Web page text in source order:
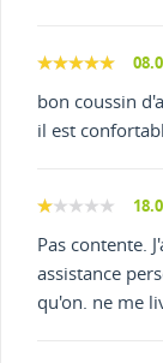
bon coussin
il est
Pas contente.
assistance
qu'on. ne me